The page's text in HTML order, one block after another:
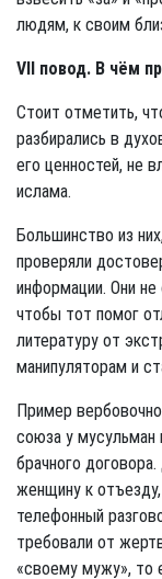
людям, к своим
VII повод. В чём
Стоит отметить,
разбирались в
его ценностей, не
ислама.
Большинство из
проверяли
информации. Они
чтобы тот помог
литературу от
манипуляторам и
Пример
союза у мусульман
брачного
женщину к
телефонный
требовали от
«своему мужу», то